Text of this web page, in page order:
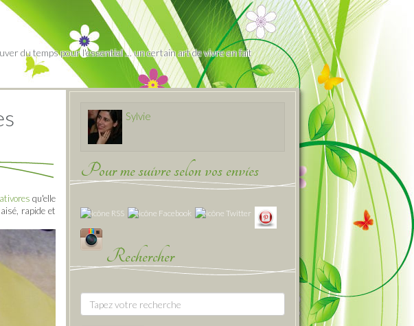
du temps pour l'essentiel … un certain art de vivre en fait
qu'elle
rapide et
Sylvie
Pour me suivre selon vos envies
Rechercher